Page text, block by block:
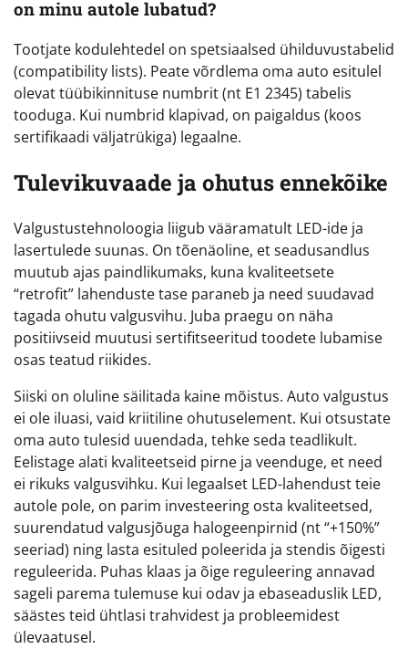
on minu autole lubatud?
Tootjate kodulehtedel on spetsiaalsed ühilduvustabelid
(compatibility lists). Peate võrdlema oma auto esitulel
olevat tüübikinnituse numbrit (nt E1 2345) tabelis
tooduga. Kui numbrid klapivad, on paigaldus (koos
sertifikaadi väljatrükiga) legaalne.
Tulevikuvaade ja ohutus ennekõike
Valgustustehnoloogia liigub vääramatult LED-ide ja
lasertulede suunas. On tõenäoline, et seadusandlus
muutub ajas paindlikumaks, kuna kvaliteetsete
“retrofit” lahenduste tase paraneb ja need suudavad
tagada ohutu valgusvihu. Juba praegu on näha
positiivseid muutusi sertifitseeritud toodete lubamise
osas teatud riikides.
Siiski on oluline säilitada kaine mõistus. Auto valgustus
ei ole iluasi, vaid kriitiline ohutuselement. Kui otsustate
oma auto tulesid uuendada, tehke seda teadlikult.
Eelistage alati kvaliteetseid pirne ja veenduge, et need
ei rikuks valgusvihku. Kui legaalset LED-lahendust teie
autole pole, on parim investeering osta kvaliteetsed,
suurendatud valgusjõuga halogeenpirnid (nt “+150%”
seeriad) ning lasta esituled poleerida ja stendis õigesti
reguleerida. Puhas klaas ja õige reguleering annavad
sageli parema tulemuse kui odav ja ebaseaduslik LED,
säästes teid ühtlasi trahvidest ja probleemidest
ülevaatusel.